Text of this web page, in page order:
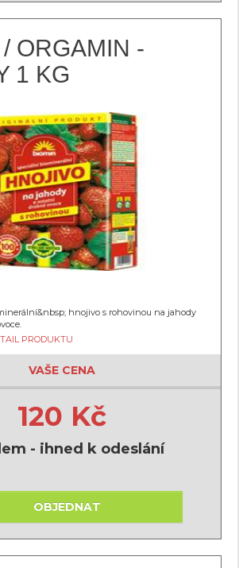
ORGAMIN -
1 KG
hnojivo s rohovinou na jahody
PRODUKTU
VAŠE CENA
120 Kč
- ihned k odeslání
OBJEDNAT